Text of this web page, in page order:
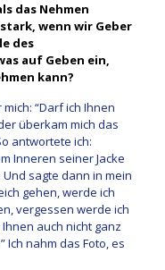
das Nehmen
wenn wir Geber
des
auf Geben ein,
kann?
“Darf ich Ihnen
überkam mich das
antwortete ich:
Inneren seiner Jacke
sagte dann in mein
gehen, werde ich
vergessen werde ich
auch nicht ganz
Ich nahm das Foto, es